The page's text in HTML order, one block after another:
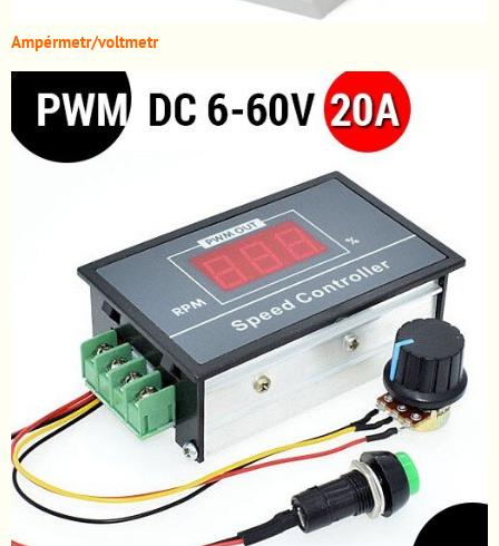
Ampérmetr/voltmetr